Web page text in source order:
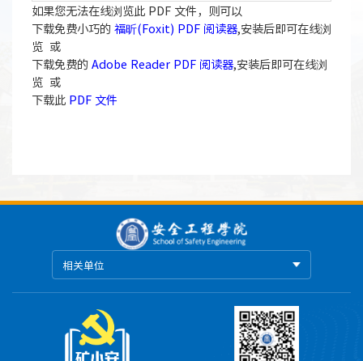
如果您无法在线浏览此 PDF 文件，则可以
下载免费小巧的福昕(Foxit) PDF 阅读器,安装后即可在线浏
览 或
下载免费的Adobe Reader PDF 阅读器,安装后即可在线浏
览 或
下载此 PDF 文件
相关单位